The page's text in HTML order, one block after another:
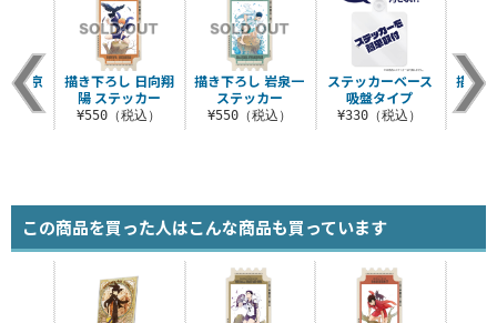
描き下ろし 岩泉一
ステッカー
¥550（税込）
ステッカーベース
吸盤タイプ
¥330（税込）
描き
磨
葦京
カー
込）
描き下ろし 日向翔
陽 ステッカー
¥550（税込）
この商品を買った人はこんな商品も買っています